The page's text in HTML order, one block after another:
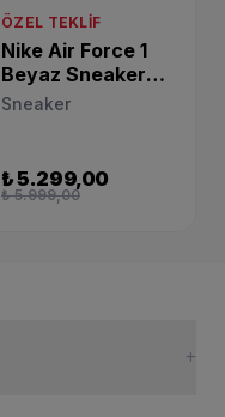
ÖZEL TEKLIF
Nike Air Force 1
Beyaz Sneaker
FV5948-115
Sneaker
₺ 5.299,00
₺ 5.999,00